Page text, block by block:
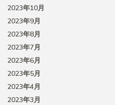
2023年10月
2023年9月
2023年8月
2023年7月
2023年6月
2023年5月
2023年4月
2023年3月